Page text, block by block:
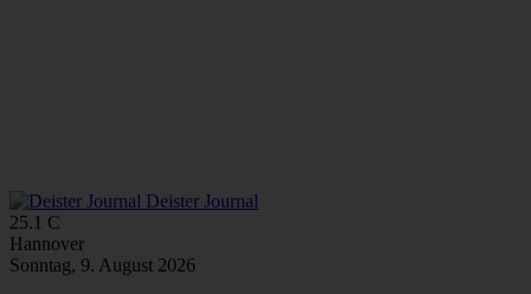
Deister Journal
25.1 C
Hannover
Sonntag, 9. August 2026